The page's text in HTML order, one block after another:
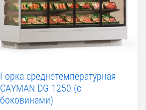
Горка среднетемпературная
CAYMAN DG 1250 (с
боковинами)